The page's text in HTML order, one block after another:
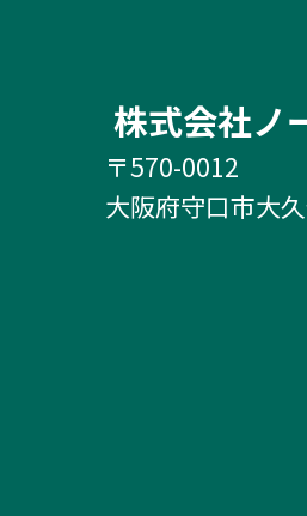
株式会社ノ
〒570-0012
大阪府守口市大